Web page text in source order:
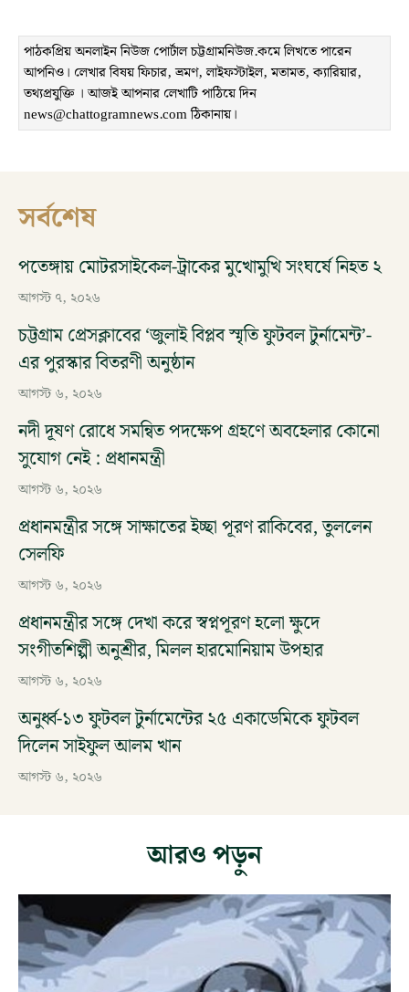
পাঠকপ্রিয় অনলাইন নিউজ পোর্টাল চট্টগ্রামনিউজ.কমে লিখতে পারেন
আপনিও। লেখার বিষয় ফিচার, ভ্রমণ, লাইফস্টাইল, মতামত, ক্যারিয়ার,
তথ্যপ্রযুক্তি । আজই আপনার লেখাটি পাঠিয়ে দিন
news@chattogramnews.com ঠিকানায়।
সর্বশেষ
পতেঙ্গায় মোটরসাইকেল-ট্রাকের মুখোমুখি সংঘর্ষে নিহত ২
আগস্ট ৭, ২০২৬
চট্টগ্রাম প্রেসক্লাবের ‘জুলাই বিপ্লব স্মৃতি ফুটবল টুর্নামেন্ট’-
এর পুরস্কার বিতরণী অনুষ্ঠান
আগস্ট ৬, ২০২৬
নদী দূষণ রোধে সমন্বিত পদক্ষেপ গ্রহণে অবহেলার কোনো
সুযোগ নেই : প্রধানমন্ত্রী
আগস্ট ৬, ২০২৬
প্রধানমন্ত্রীর সঙ্গে সাক্ষাতের ইচ্ছা পূরণ রাকিবের, তুললেন
সেলফি
আগস্ট ৬, ২০২৬
প্রধানমন্ত্রীর সঙ্গে দেখা করে স্বপ্নপূরণ হলো ক্ষুদে
সংগীতশিল্পী অনুশ্রীর, মিলল হারমোনিয়াম উপহার
আগস্ট ৬, ২০২৬
অনুর্ধ্ব-১৩ ফুটবল টুর্নামেন্টের ২৫ একাডেমিকে ফুটবল
দিলেন সাইফুল আলম খান
আগস্ট ৬, ২০২৬
আরও পড়ুন